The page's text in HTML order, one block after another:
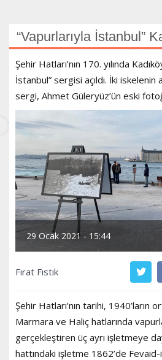
“Vapurlarıyla İstanbul”
Şehir Hatları’nın 170. yılında
İstanbul” sergisi açıldı. İki
sergi, Ahmet Güleryüz’ün eski
29 Ocak 2021 - 15:44
Fırat Fıstık
Şehir Hatları’nın tarihi, 1940’ların
Marmara ve Haliç hatlarında
gerçekleştiren üç ayrı işletmeye
hattındaki işletme 1862’de